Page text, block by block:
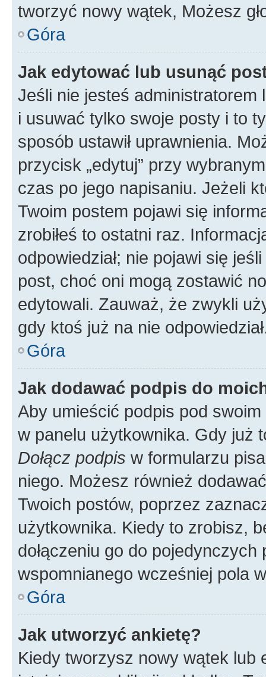
tworzyć nowy wątek, Możesz
Góra
Jak edytować lub usunąć
Jeśli nie jesteś
i usuwać tylko swoje posty i to
sposób ustawił uprawnienia.
przycisk „edytuj” przy
czas po jego napisaniu. Jeżeli
Twoim postem pojawi się
zrobiłeś to ostatni raz.
odpowiedział; nie pojawi się
post, choć oni mogą zostawić
edytowali. Zauważ, że zwykli
gdy ktoś już na nie
Góra
Jak dodawać podpis do
Aby umieścić podpis pod
w panelu użytkownika. Gdy już
Dołącz podpis w formularzu
niego. Możesz również
Twoich postów, poprzez
użytkownika. Kiedy to zrobisz,
dołączeniu go do
wspomnianego wcześniej pola
Góra
Jak utworzyć ankietę?
Kiedy tworzysz nowy wątek lub